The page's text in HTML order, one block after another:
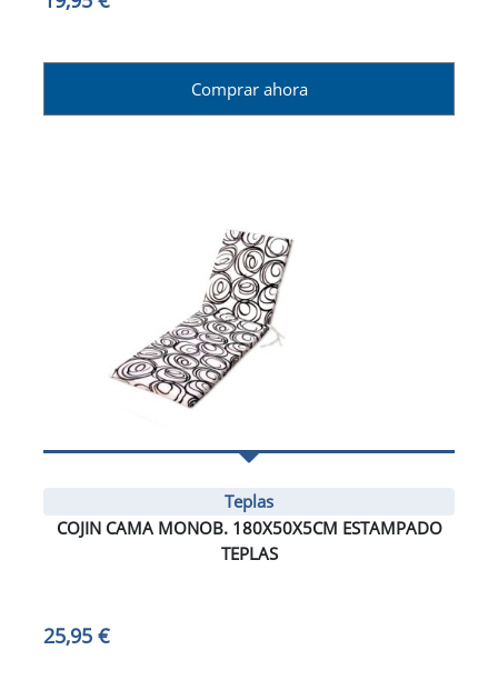
Comprar ahora
Teplas
COJIN CAMA MONOB. 180X50X5CM ESTAMPADO
TEPLAS
25,95 €